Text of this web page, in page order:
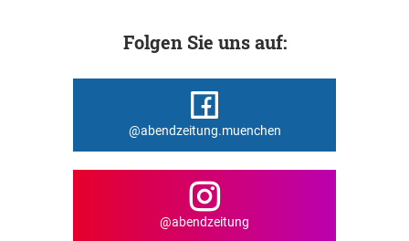
Folgen Sie uns auf:
@abendzeitung.muenchen
@abendzeitung